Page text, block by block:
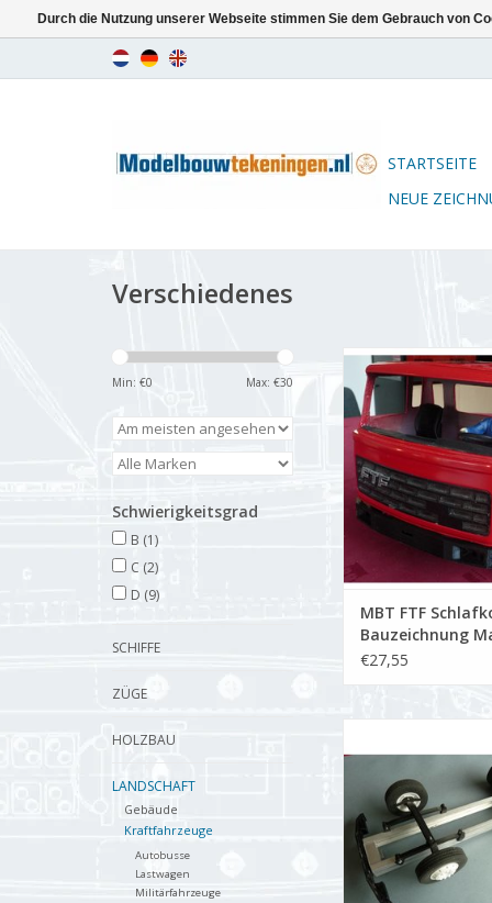
STARTSEITE
NEUE
Verschiedenes
Min: €0 Max: €30
Schwierigkeitsgrad
B (1)
C (2)
D (9)
SCHIFFE
ZÜGE
HOLZBAU
LANDSCHAFT
Gebäude
Kraftfahrzeuge
Autobusse
Lastwagen
Militärfahrzeuge
FTF
ZUM WARENKORB
MBT FTF
Bauzeichnung
: XX (40.06.003)
€27,55
ZUM WARENKORB
Durch die Nutzung unserer Webseite stimmen Sie dem Gebrauch von